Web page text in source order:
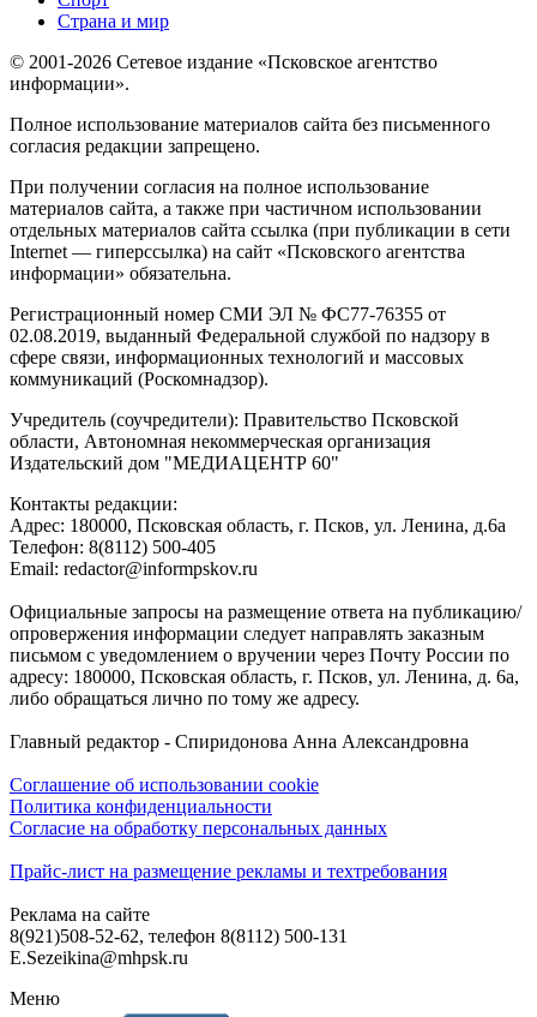
Страна и мир
© 2001-2026 Сетевое издание «Псковское агентство
информации».
Полное использование материалов сайта без письменного
согласия редакции запрещено.
При получении согласия на полное использование
материалов сайта, а также при частичном использовании
отдельных материалов сайта ссылка (при публикации в сети
Internet — гиперссылка) на сайт «Псковского агентства
информации» обязательна.
Регистрационный номер СМИ ЭЛ № ФС77-76355 от
02.08.2019, выданный Федеральной службой по надзору в
сфере связи, информационных технологий и массовых
коммуникаций (Роскомнадзор).
Учредитель (соучредители): Правительство Псковской
области, Автономная некоммерческая организация
Издательский дом "МЕДИАЦЕНТР 60"
Контакты редакции:
Адреc: 180000, Псковская область, г. Псков, ул. Ленина, д.6а
Телефон: 8(8112) 500-405
Email: redactor@informpskov.ru
Официальные запросы на размещение ответа на публикацию/
опровержения информации следует направлять заказным
письмом с уведомлением о вручении через Почту России по
адресу: 180000, Псковская область, г. Псков, ул. Ленина, д. 6а,
либо обращаться лично по тому же адресу.
Главный редактор - Спиридонова Анна Александровна
Соглашение об использовании cookie
Политика конфиденциальности
Согласие на обработку персональных данных
Прайс-лист на размещение рекламы и техтребования
Реклама на сайте
8(921)508-52-62, телефон 8(8112) 500-131
E.Sezeikina@mhpsk.ru
Меню